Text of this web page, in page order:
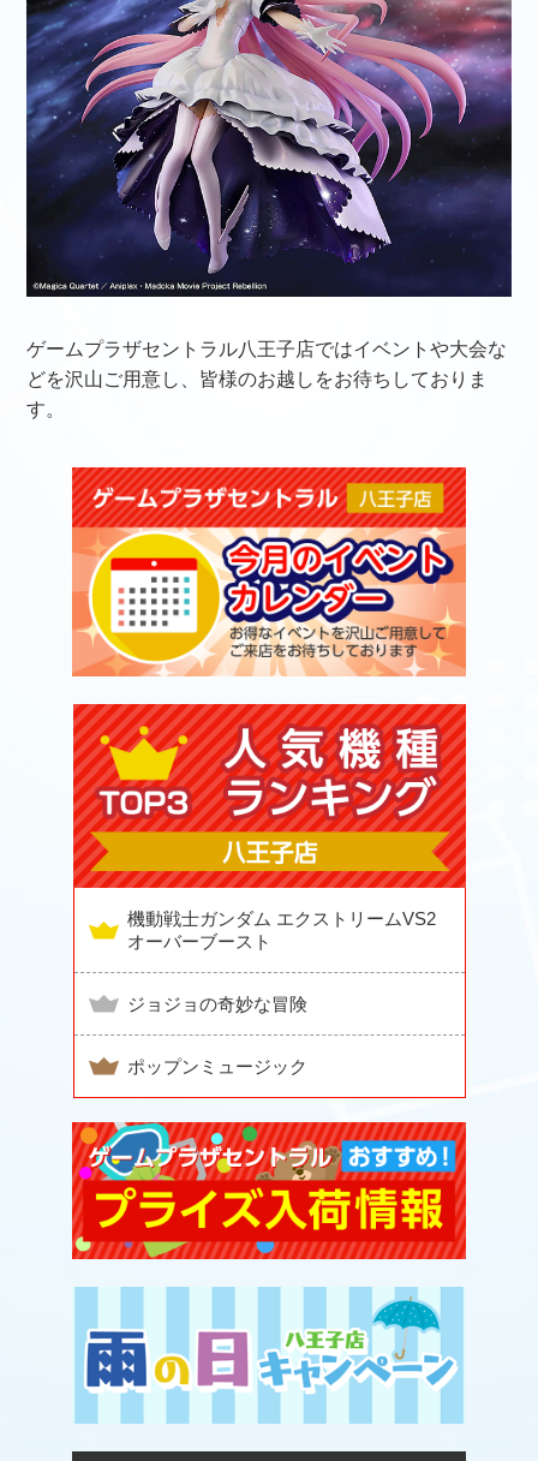
ゲームプラザセントラル八王子店ではイベントや大会な
どを沢山ご用意し、皆様のお越しをお待ちしておりま
す。
機動戦士ガンダム エクストリームVS2
オーバーブースト
ジョジョの奇妙な冒険
ポップンミュージック